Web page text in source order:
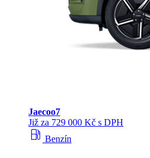
Jaecoo7
Již za 729 000 Kč s DPH
local_gas_station Benzín